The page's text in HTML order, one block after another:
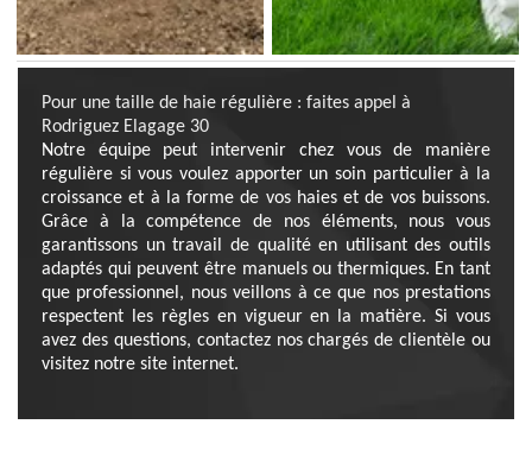
Pour une taille de haie régulière : faites appel à
Rodriguez Elagage 30
Notre équipe peut intervenir chez vous de manière
régulière si vous voulez apporter un soin particulier à la
croissance et à la forme de vos haies et de vos buissons.
Grâce à la compétence de nos éléments, nous vous
garantissons un travail de qualité en utilisant des outils
adaptés qui peuvent être manuels ou thermiques. En tant
que professionnel, nous veillons à ce que nos prestations
respectent les règles en vigueur en la matière. Si vous
avez des questions, contactez nos chargés de clientèle ou
visitez notre site internet.